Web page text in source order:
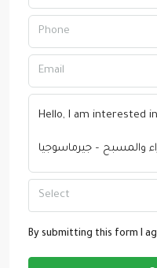
Select
By submitting this form I